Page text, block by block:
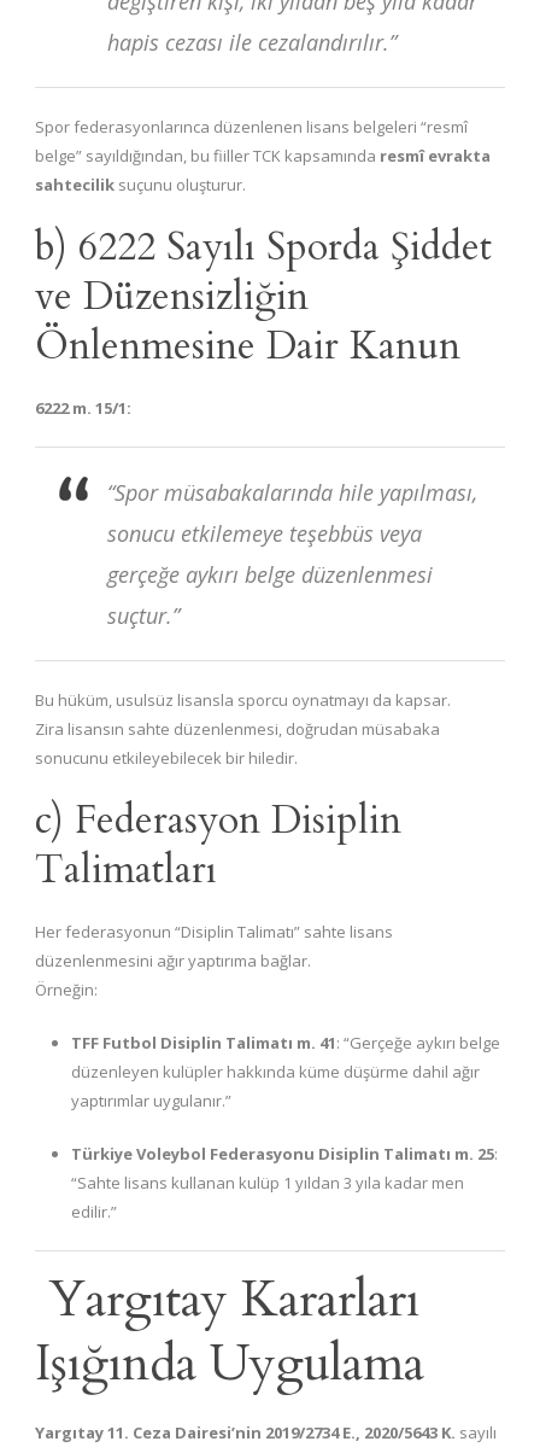
hapis cezası ile cezalandırılır.”
Spor federasyonlarınca düzenlenen lisans belgeleri “resmî
belge” sayıldığından, bu fiiller TCK kapsamında resmî evrakta
sahtecilik suçunu oluşturur.
b) 6222 Sayılı Sporda Şiddet
ve Düzensizliğin
Önlenmesine Dair Kanun
6222 m. 15/1:
“Spor müsabakalarında hile yapılması,
sonucu etkilemeye teşebbüs veya
gerçeğe aykırı belge düzenlenmesi
suçtur.”
Bu hüküm, usulsüz lisansla sporcu oynatmayı da kapsar.
Zira lisansın sahte düzenlenmesi, doğrudan müsabaka
sonucunu etkileyebilecek bir hiledir.
c) Federasyon Disiplin
Talimatları
Her federasyonun “Disiplin Talimatı” sahte lisans
düzenlenmesini ağır yaptırıma bağlar.
Örneğin:
TFF Futbol Disiplin Talimatı m. 41: “Gerçeğe aykırı belge
düzenleyen kulüpler hakkında küme düşürme dahil ağır
yaptırımlar uygulanır.”
Türkiye Voleybol Federasyonu Disiplin Talimatı m. 25:
“Sahte lisans kullanan kulüp 1 yıldan 3 yıla kadar men
edilir.”
Yargıtay Kararları
Işığında Uygulama
Yargıtay 11. Ceza Dairesi’nin 2019/2734 E., 2020/5643 K. sayılı